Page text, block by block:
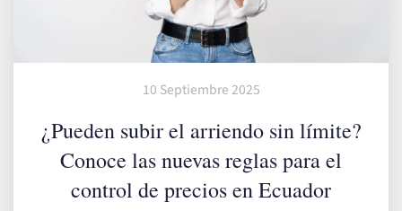
10 Septiembre 2025
¿Pueden subir el arriendo sin límite?
Conoce las nuevas reglas para el
control de precios en Ecuador